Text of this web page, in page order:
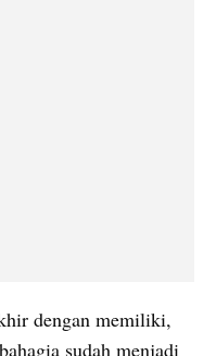
dengan memiliki,
sudah menjadi